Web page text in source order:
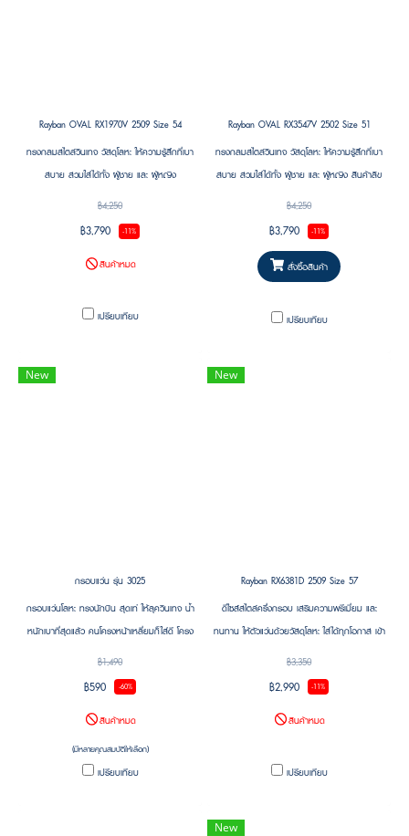
Rayban OVAL RX1970V 2509 Size 54
ทรงกลมสไตล์วินเทจ วัสดุโลหะ ให้ความรู้สึกที่เบา
สบาย สวมใส่ได้ทั้ง ผู้ชาย และ ผู้หญิง
฿4,250
฿3,790 -11%
สินค้าหมด
เปรียบเทียบ
Rayban OVAL RX3547V 2502 Size 51
ทรงกลมสไตล์วินเทจ วัสดุโลหะ ให้ความรู้สึกที่เบา
สบาย สวมใส่ได้ทั้ง ผู้ชาย และ ผู้หญิง สินค้าลิข
สิทธิแท้รับประกัน 2 ปี จาก Luxottica ศูนย์ไทย
พร้อมบริการอะไหล่แท้
฿4,250
฿3,790 -11%
สั่งซื้อสินค้า
เปรียบเทียบ
New
กรอบแว่น รุ่น 3025
กรอบแว่นโลหะ ทรงนักบิน สุดเท่ ให้ลุควินเทจ น้ำ
หนักเบาที่สุดแล้ว คนโครงหน้าเหลี่ยมก็ใส่ดี โครง
หน้ากลมก็ใส่ได้ เป็นแว่นขนาดกลางใส่ได้ ทั้งชาย
และ หญิง สวยงามเรียบหรู งานดีมาก .....
฿1,490
฿590 -60%
สินค้าหมด
(มีหลายคุณสมบัติให้เลือก)
เปรียบเทียบ
New
Rayban RX6381D 2509 Size 57
ดีไซส์สไตล์ครึ่งกรอบ เสริมความพรีเมี่ยม และ
ทนทาน ให้ตัวแว่นด้วยวัสดุโลหะ ใส่ได้ทุกโอกาส เข้า
ได้กับทุกสไตล์การแต่งตัว สินค้าลิขสิทธิแท้รับ
ประกัน 2 ปี จาก Luxottica ศูนย์ไทย พร้อมบริการ
อะไหล่แท้
฿3,350
฿2,990 -11%
สินค้าหมด
เปรียบเทียบ
New